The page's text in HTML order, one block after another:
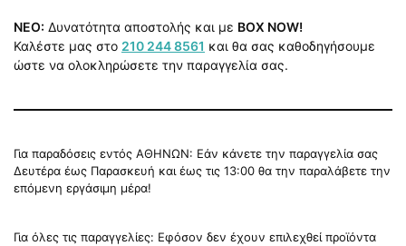
NEO: Δυνατότητα αποστολής και με BOX NOW!
Καλέστε μας στο 210 244 8561 και θα σας καθοδηγήσουμε
ώστε να ολοκληρώσετε την παραγγελία σας.
Για παραδόσεις εντός ΑΘΗΝΩΝ: Εάν κάνετε την παραγγελία σας
Δευτέρα έως Παρασκευή και έως τις 13:00 θα την παραλάβετε την
επόμενη εργάσιμη μέρα!
Για όλες τις παραγγελίες: Εφόσον δεν έχουν επιλεχθεί προϊόντα